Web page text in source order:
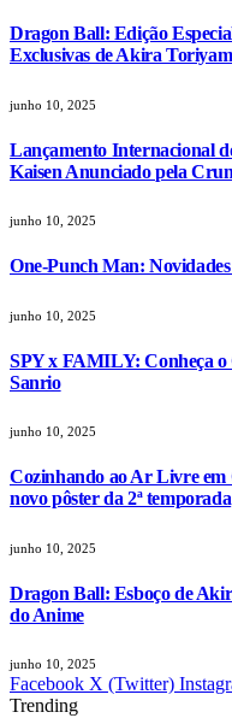
Dragon Ball: Edição
Exclusivas de Akira
junho 10, 2025
Lançamento Internacional
Kaisen Anunciado pela
junho 10, 2025
One-Punch Man:
junho 10, 2025
SPY x FAMILY: Conheça o
Sanrio
junho 10, 2025
Cozinhando ao Ar Livre
novo pôster da 2ª temporada
junho 10, 2025
Dragon Ball: Esboço de
do Anime
junho 10, 2025
Facebook X (Twitter)
Trending